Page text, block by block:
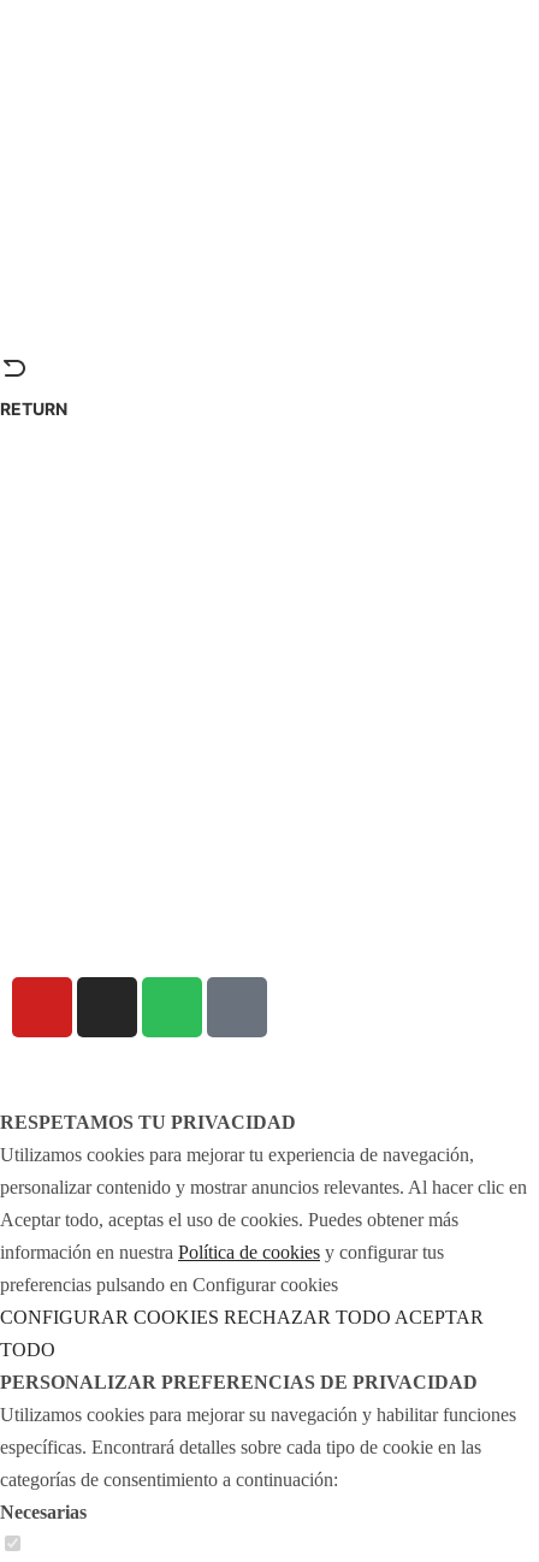
RETURN
RESPETAMOS TU PRIVACIDAD
Utilizamos cookies para mejorar tu experiencia de navegación,
personalizar contenido y mostrar anuncios relevantes. Al hacer clic en
Aceptar todo, aceptas el uso de cookies. Puedes obtener más
información en nuestra Política de cookies y configurar tus
preferencias pulsando en Configurar cookies
CONFIGURAR COOKIES RECHAZAR TODO ACEPTAR
TODO
PERSONALIZAR PREFERENCIAS DE PRIVACIDAD
Utilizamos cookies para mejorar su navegación y habilitar funciones
específicas. Encontrará detalles sobre cada tipo de cookie en las
categorías de consentimiento a continuación:
Necesarias